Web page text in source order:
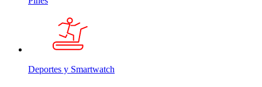
Deportes y Smartwatch